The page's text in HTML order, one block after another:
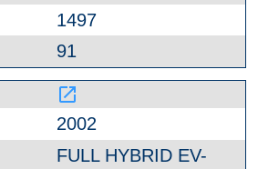
1497
91
launch
2002
FULL HYBRID EV-